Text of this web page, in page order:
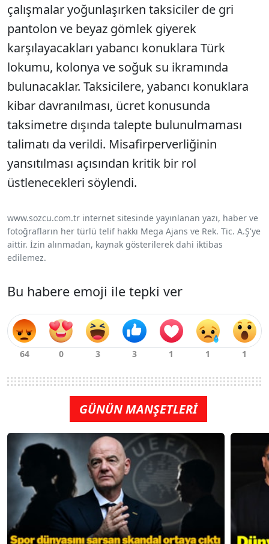
çalışmalar yoğunlaşırken taksiciler de gri
pantolon ve beyaz gömlek giyerek
karşılayacakları yabancı konuklara Türk
lokumu, kolonya ve soğuk su ikramında
bulunacaklar. Taksicilere, yabancı konuklara
kibar davranılması, ücret konusunda
taksimetre dışında talepte bulunulmaması
talimatı da verildi. Misafirperverliğinin
yansıtılması açısından kritik bir rol
üstlenecekleri söylendi.
www.sozcu.com.tr internet sitesinde yayınlanan yazı, haber ve
fotoğrafların her türlü telif hakkı Mega Ajans ve Rek. Tic. A.Ş'ye
aittir. İzin alınmadan, kaynak gösterilerek dahi iktibas
edilemez.
Bu habere emoji ile tepki ver
GÜNÜN MANŞETLERİ